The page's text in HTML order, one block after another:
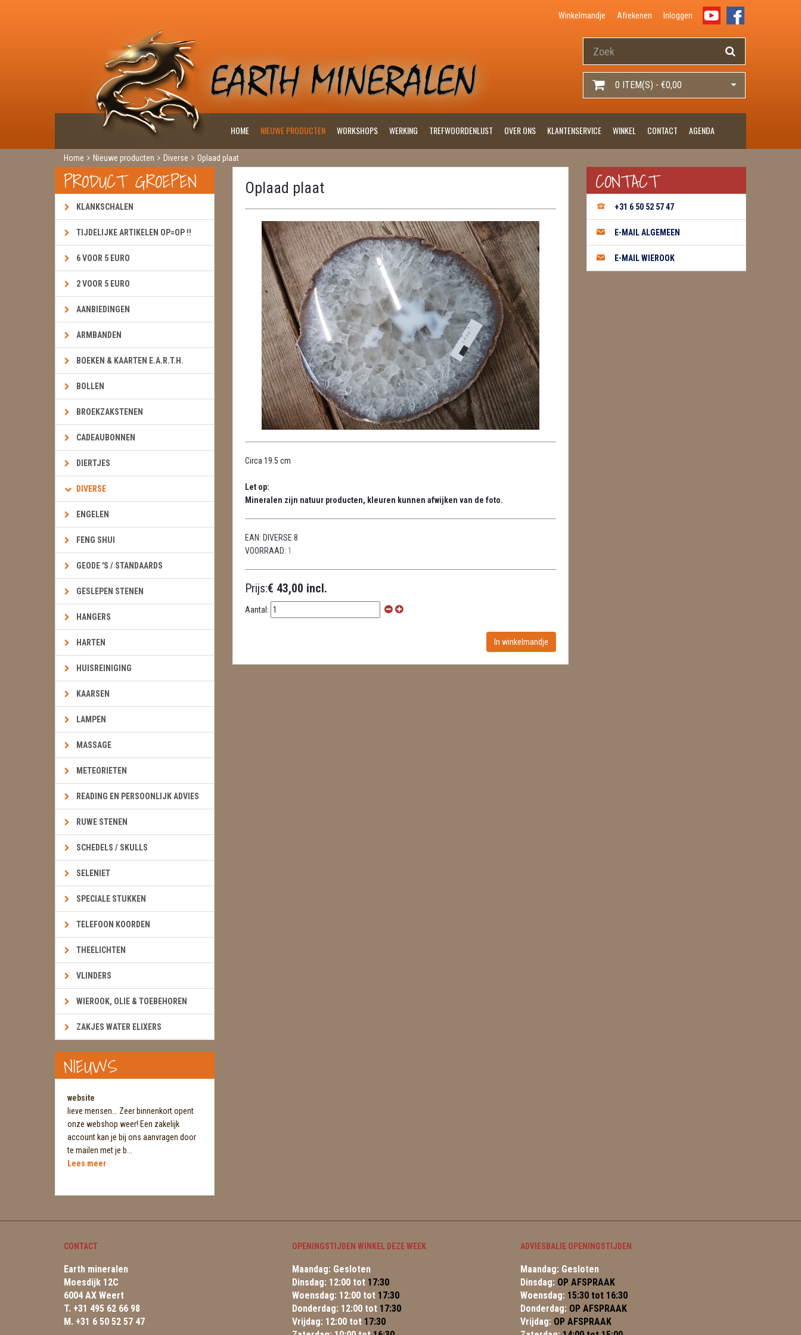
Winkelmandje Afrekenen Inloggen
0 ITEM(S) - €0,00
HOME NIEUWE PRODUCTEN WORKSHOPS WERKING TREFWOORDENLIJST OVER ONS KLANTENSERVICE WINKEL CONTACT AGENDA
Home Nieuwe producten Diverse Oplaad plaat
PRODUCT GROEPEN
KLANKSCHALEN
TIJDELIJKE ARTIKELEN OP=OP !!
6 VOOR 5 EURO
2 VOOR 5 EURO
AANBIEDINGEN
ARMBANDEN
BOEKEN & KAARTEN E.A.R.T.H.
BOLLEN
BROEKZAKSTENEN
CADEAUBONNEN
DIERTJES
DIVERSE
ENGELEN
FENG SHUI
GEODE 'S / STANDAARDS
GESLEPEN STENEN
HANGERS
HARTEN
HUISREINIGING
KAARSEN
LAMPEN
MASSAGE
METEORIETEN
READING EN PERSOONLIJK ADVIES
RUWE STENEN
SCHEDELS / SKULLS
SELENIET
SPECIALE STUKKEN
TELEFOON KOORDEN
THEELICHTEN
VLINDERS
WIEROOK, OLIE & TOEBEHOREN
ZAKJES WATER ELIXERS
NIEUWS
website
lieve mensen... Zeer binnenkort opent
onze webshop weer! Een zakelijk
account kan je bij ons aanvragen door
te mailen met je b...
Lees meer
Oplaad plaat
Circa 19.5 cm
Let op:
Mineralen zijn natuur producten, kleuren kunnen afwijken van de foto.
EAN: DIVERSE 8
VOORRAAD: 1
Prijs:€ 43,00 incl.
Aantal:
CONTACT
+31 6 50 52 57 47
E-MAIL ALGEMEEN
E-MAIL WIEROOK
CONTACT
Earth mineralen
Moesdijk 12C
6004 AX Weert
T. +31 495 62 66 98
M. +31 6 50 52 57 47
OPENINGSTIJDEN WINKEL DEZE WEEK
Maandag: Gesloten
Dinsdag: 12:00 tot 17:30
Woensdag: 12:00 tot 17:30
Donderdag: 12:00 tot 17:30
Vrijdag: 12:00 tot 17:30
ADVIESBALIE OPENINGSTIJDEN
Maandag: Gesloten
Dinsdag: OP AFSPRAAK
Woensdag: 15:30 tot 16:30
Donderdag: OP AFSPRAAK
Vrijdag: OP AFSPRAAK